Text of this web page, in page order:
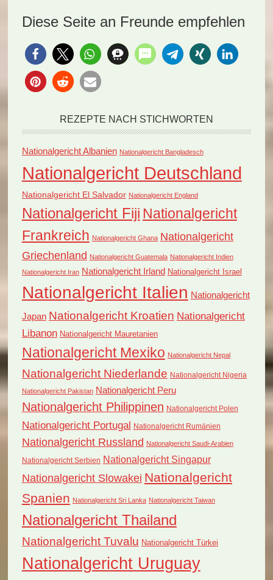
Diese Seite an Freunde empfehlen
REZEPTE NACH STICHWORTEN
Nationalgericht Albanien Nationalgericht Bangladesch
Nationalgericht Deutschland
Nationalgericht El Salvador Nationalgericht England
Nationalgericht Fiji Nationalgericht
Frankreich Nationalgericht Ghana Nationalgericht
Griechenland Nationalgericht Guatemala Nationalgericht Indien
Nationalgericht Iran Nationalgericht Irland Nationalgericht Israel
Nationalgericht Italien Nationalgericht
Japan Nationalgericht Kroatien Nationalgericht
Libanon Nationalgericht Mauretanien
Nationalgericht Mexiko Nationalgericht Nepal
Nationalgericht Niederlande Nationalgericht Nigeria
Nationalgericht Pakistan Nationalgericht Peru
Nationalgericht Philippinen Nationalgericht Polen
Nationalgericht Portugal Nationalgericht Rumänien
Nationalgericht Russland Nationalgericht Saudi-Arabien
Nationalgericht Serbien Nationalgericht Singapur
Nationalgericht Slowakei Nationalgericht
Spanien Nationalgericht Sri Lanka Nationalgericht Taiwan
Nationalgericht Thailand
Nationalgericht Tuvalu Nationalgericht Türkei
Nationalgericht Uruguay